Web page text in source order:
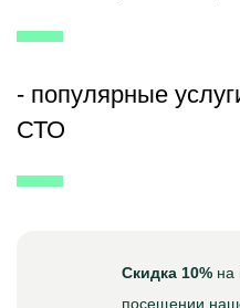
- популярные
СТО
Скидка 10% на
посещении